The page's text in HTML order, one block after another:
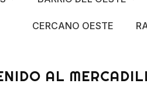
CERCANO OESTE
AL